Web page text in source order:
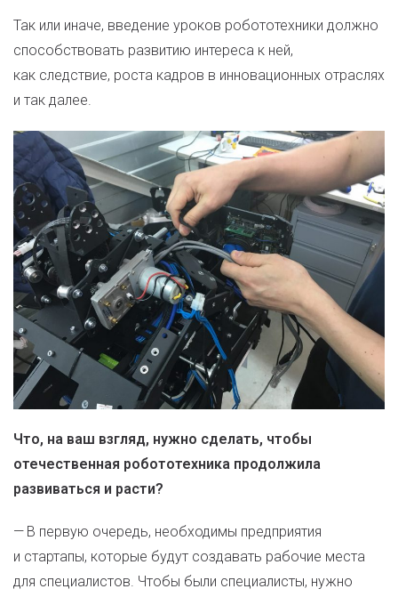
Так или иначе, введение уроков робототехники должно
способствовать развитию интереса к ней,
как следствие, роста кадров в инновационных отраслях
и так далее.
Что, на ваш взгляд, нужно сделать, чтобы
отечественная робототехника продолжила
развиваться и расти?
— В первую очередь, необходимы предприятия
и стартапы, которые будут создавать рабочие места
для специалистов. Чтобы были специалисты, нужно